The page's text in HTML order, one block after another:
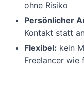
ohne Risiko
Persönlicher
Kontakt statt
Flexibel: kein
Freelancer wie